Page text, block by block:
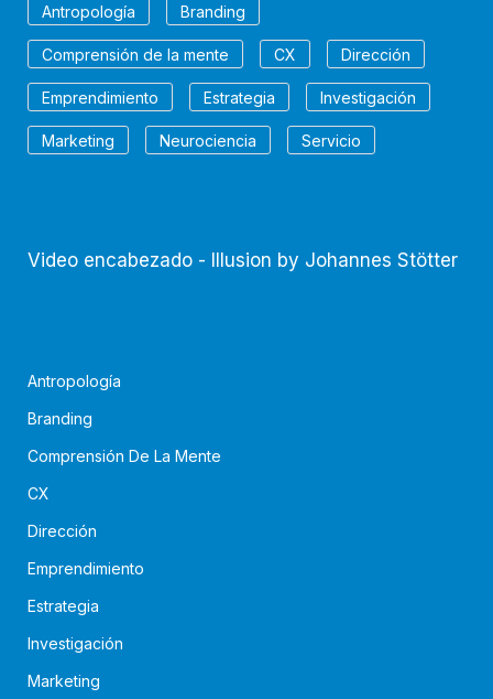
Antropología Branding
Comprensión de la mente CX Dirección
Emprendimiento Estrategia Investigación
Marketing Neurociencia Servicio
Video encabezado - Illusion by Johannes Stötter
Antropología
Branding
Comprensión De La Mente
CX
Dirección
Emprendimiento
Estrategia
Investigación
Marketing